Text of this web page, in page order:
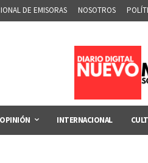
DE EMISORAS NOSOTROS
OPINIÓN INTERNACIONAL